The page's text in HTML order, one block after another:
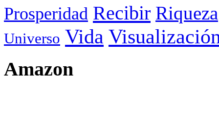
Prosperidad Recibir Riqueza
Universo Vida
Amazon